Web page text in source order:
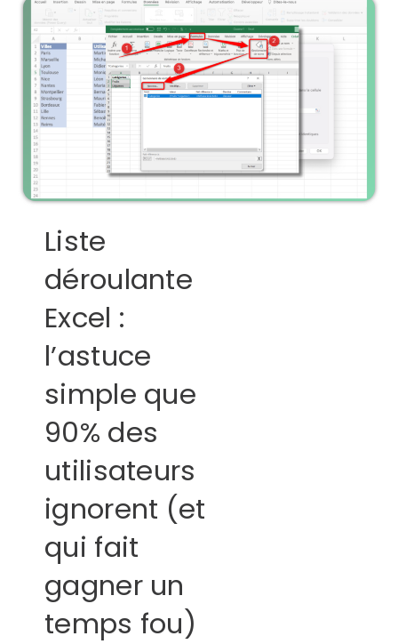
Liste
déroulante
Excel :
l’astuce
simple que
90% des
utilisateurs
ignorent (et
qui fait
gagner un
temps fou)